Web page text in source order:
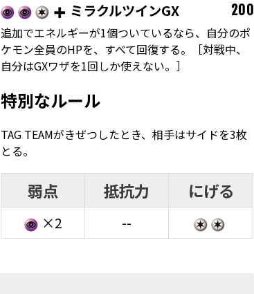
ミラクルツインGX
200
追加でエネルギーが1個ついているなら、自分のポ
ケモン全員のHPを、すべて回復する。［対戦中、
自分はGXワザを1回しか使えない。］
特別なルール
TAG TEAMがきぜつしたとき、相手はサイドを3枚
とる。
弱点 抵抗力 にげる
×2 --